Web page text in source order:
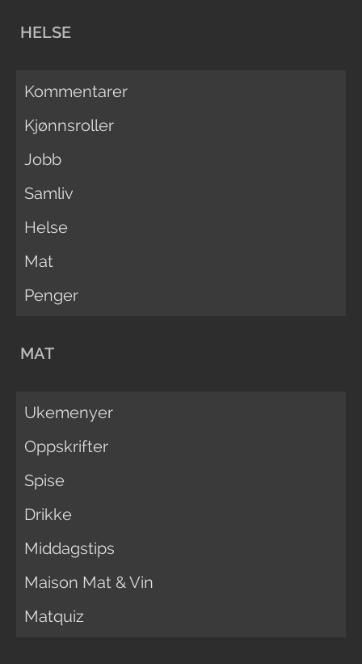
HELSE
Kommentarer
Kjønnsroller
Jobb
Samliv
Helse
Mat
Penger
MAT
Ukemenyer
Oppskrifter
Spise
Drikke
Middagstips
Maison Mat & Vin
Matquiz